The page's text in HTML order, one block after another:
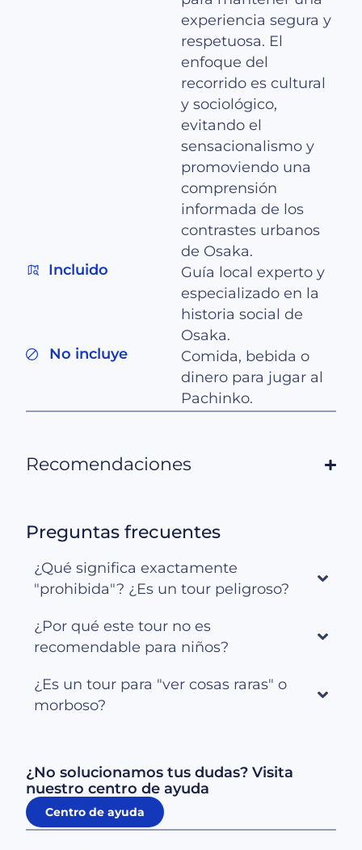
experiencia segura y
respetuosa. El
enfoque del
recorrido es cultural
y sociológico,
evitando el
sensacionalismo y
promoviendo una
comprensión
informada de los
contrastes urbanos
de Osaka.
Incluido
Guía local experto y
especializado en la
historia social de
Osaka.
No incluye
Comida, bebida o
dinero para jugar al
Pachinko.
Recomendaciones
Preguntas frecuentes
¿Qué significa exactamente
"prohibida"? ¿Es un tour peligroso?
¿Por qué este tour no es
recomendable para niños?
¿Es un tour para "ver cosas raras" o
morboso?
¿No solucionamos tus dudas? Visita
nuestro centro de ayuda
Centro de ayuda